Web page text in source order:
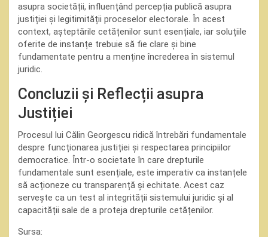
asupra societății, influențând percepția publică asupra
justiției și legitimității proceselor electorale. În acest
context, așteptările cetățenilor sunt esențiale, iar soluțiile
oferite de instanțe trebuie să fie clare și bine
fundamentate pentru a menține încrederea în sistemul
juridic.
Concluzii și Reflecții asupra
Justiției
Procesul lui Călin Georgescu ridică întrebări fundamentale
despre funcționarea justiției și respectarea principiilor
democratice. Într-o societate în care drepturile
fundamentale sunt esențiale, este imperativ ca instanțele
să acționeze cu transparență și echitate. Acest caz
servește ca un test al integrității sistemului juridic și al
capacității sale de a proteja drepturile cetățenilor.
Sursa: